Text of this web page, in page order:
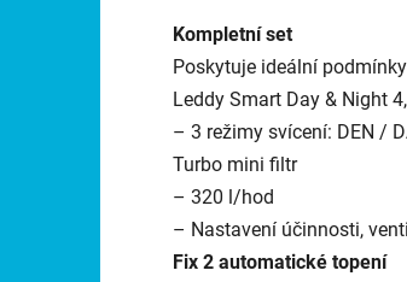
Kompletní set
Poskytuje ideální
Leddy Smart Day & Night
– 3 režimy svícení: DEN /
Turbo mini filtr
– 320 l/hod
– Nastavení účinnosti,
Fix 2 automatické topení